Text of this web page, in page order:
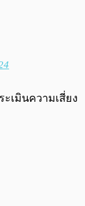
เมินความเสี่ยง